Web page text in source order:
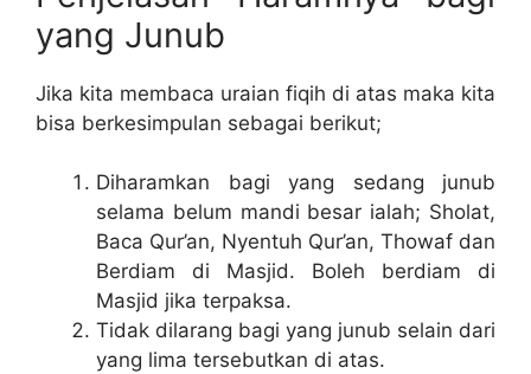
yang Junub
Jika kita membaca uraian fiqih di atas maka kita
bisa berkesimpulan sebagai berikut;
Diharamkan bagi yang sedang junub
selama belum mandi besar ialah; Sholat,
Baca Qur’an, Nyentuh Qur’an, Thowaf dan
Berdiam di Masjid. Boleh berdiam di
Masjid jika terpaksa.
Tidak dilarang bagi yang junub selain dari
yang lima tersebutkan di atas.